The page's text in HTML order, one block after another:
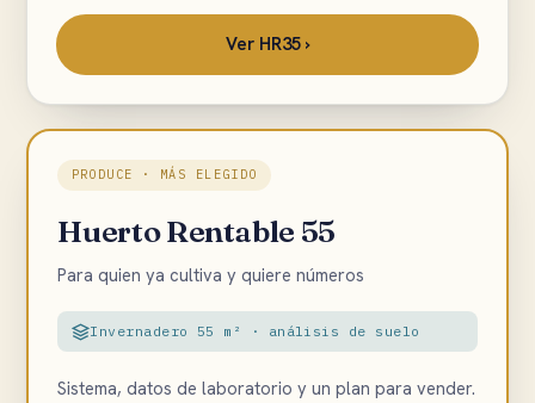
Ver HR35 ›
PRODUCE · MÁS ELEGIDO
Huerto Rentable 55
Para quien ya cultiva y quiere números
Invernadero 55 m² · análisis de suelo
Sistema, datos de laboratorio y un plan para vender.